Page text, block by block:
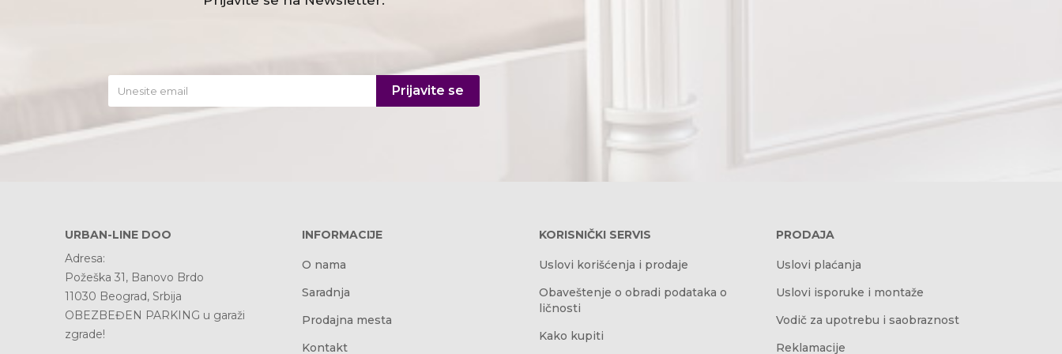
Prijavite se
URBAN-LINE DOO
Adresa:
Požeška 31, Banovo Brdo
11030 Beograd, Srbija
OBEZBEĐEN PARKING u garaži
zgrade!
INFORMACIJE
O nama
Saradnja
Prodajna mesta
Kontakt
KORISNIČKI SERVIS
Uslovi korišćenja i prodaje
Obaveštenje o obradi podataka o
ličnosti
Kako kupiti
PRODAJA
Uslovi plaćanja
Uslovi isporuke i montaže
Vodič za upotrebu i saobraznost
Reklamacije